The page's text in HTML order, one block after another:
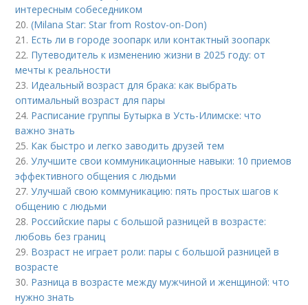
интересным собеседником
20.(Milana Star: Star from Rostov-on-Don)
21. Есть ли в городе зоопарк или контактный зоопарк
22. Путеводитель к изменению жизни в 2025 году: от
мечты к реальности
23. Идеальный возраст для брака: как выбрать
оптимальный возраст для пары
24. Расписание группы Бутырка в Усть-Илимске: что
важно знать
25. Как быстро и легко заводить друзей тем
26.Улучшите свои коммуникационные навыки: 10 приемов
эффективного общения с людьми
27.Улучшай свою коммуникацию: пять простых шагов к
общению с людьми
28. Российские пары с большой разницей в возрасте:
любовь без границ
29. Возраст не играет роли: пары с большой разницей в
возрасте
30. Разница в возрасте между мужчиной и женщиной: что
нужно знать